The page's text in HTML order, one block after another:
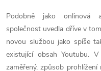
Podobně jako onlinová
společnost uvedla dříve v
novou službou jako spíše
existující obsah Youtubu.
zaměřený, způsob